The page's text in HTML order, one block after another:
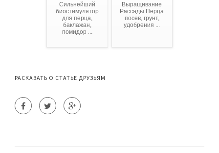
Сильнейший
биостимулятор
для перца,
баклажан,
помидор ...
Выращивание
Рассады Перца
посев, грунт,
удобрения ...
РАСКАЗАТЬ О СТАТЬЕ ДРУЗЬЯМ